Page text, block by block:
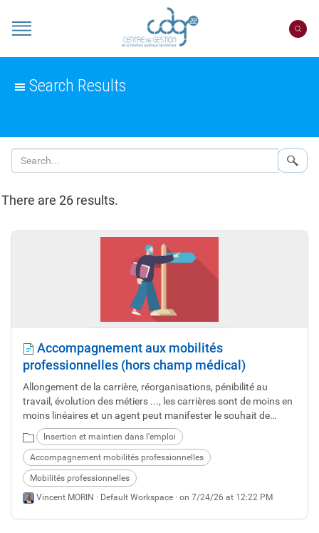
CDG
22
Search Results
There are 26 results.
Accompagnement aux mobilités
professionnelles (hors champ médical)
Allongement de la carrière, réorganisations, pénibilité au
travail, évolution des métiers ..., les carrières sont de moins en
moins linéaires et un agent peut manifester le souhait de
changer de poste ou même d’orientation professionnelle.
Insertion et maintien dans l'emploi
Accompagnement mobilités professionnelles
Mobilités professionnelles
Vincent MORIN · Default Workspace · on 7/24/26 at 12:22 PM